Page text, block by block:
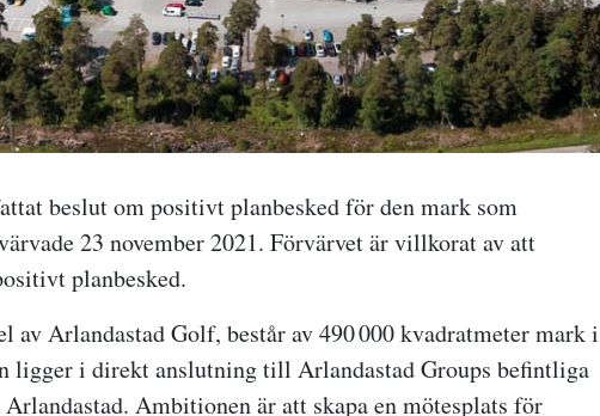
beslut om positivt planbesked för den mark som
23 november 2021. Förvärvet är villkorat av att
planbesked.
av Arlandastad Golf, består av 490 000 kvadratmeter mark i
ligger i direkt anslutning till Arlandastad Groups befintliga
Ambitionen är att skapa en mötesplats för